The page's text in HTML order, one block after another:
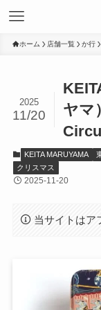
ホーム 店舗一覧 か行
ヤマ
2025
11/20
KEITA MARUYAMA
クリスマス
2025-11-20
当サイトはア